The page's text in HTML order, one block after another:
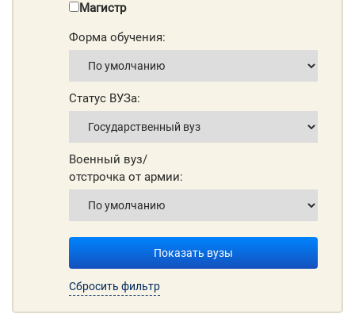
Магистр
Форма обучения:
Статус ВУЗа:
Военный вуз/
отстрочка от армии:
Показать вузы
Сбросить фильтр